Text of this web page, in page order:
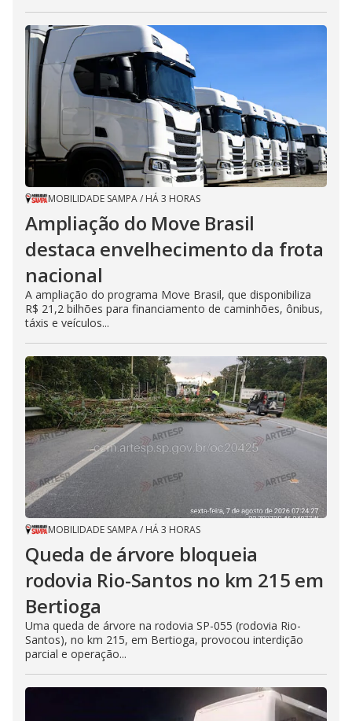
MOBILIDADE SAMPA/ HÁ 3 HORAS
Ampliação do Move Brasil
destaca envelhecimento da frota
nacional
A ampliação do programa Move Brasil, que disponibiliza
R$ 21,2 bilhões para financiamento de caminhões, ônibus,
táxis e veículos...
MOBILIDADE SAMPA/ HÁ 3 HORAS
Queda de árvore bloqueia
rodovia Rio-Santos no km 215 em
Bertioga
Uma queda de árvore na rodovia SP-055 (rodovia Rio-
Santos), no km 215, em Bertioga, provocou interdição
parcial e operação...